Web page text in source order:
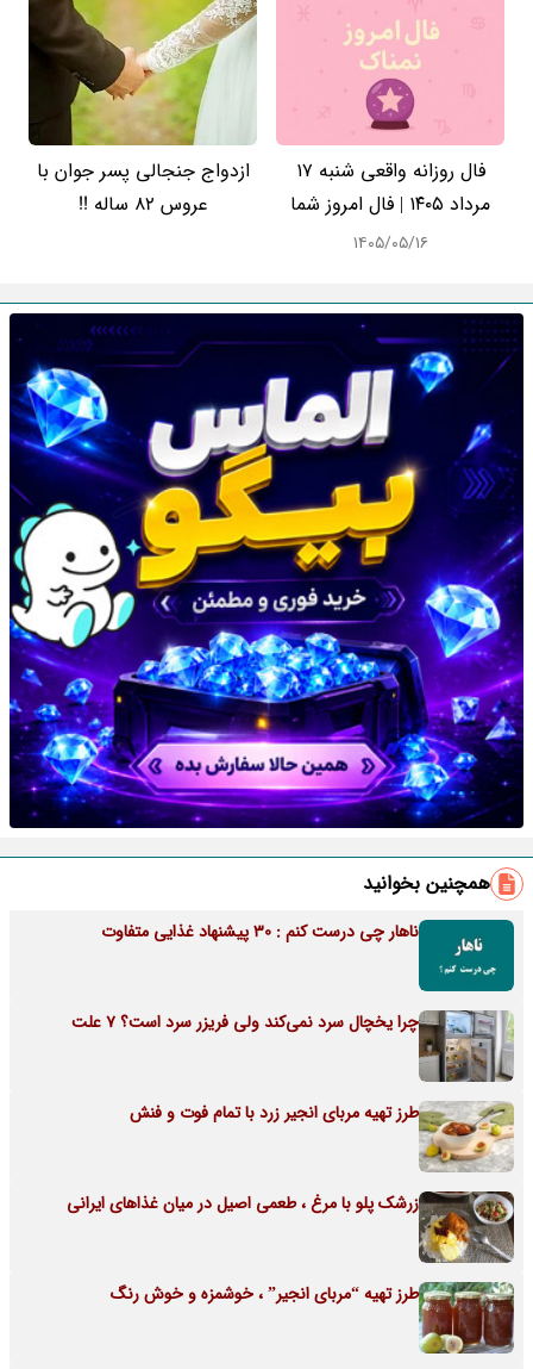
فال روزانه واقعی شنبه ۱۷
مرداد ۱۴۰۵ | فال امروز شما
۱۴۰۵/۰۵/۱۶
ازدواج جنجالی پسر جوان با
عروس 82 ساله !!
همچنین بخوانید
ناهار چی درست کنم : 30 پیشنهاد غذایی متفاوت
چرا یخچال سرد نمی‌کند ولی فریزر سرد است؟ 7 علت
طرز تهیه مربای انجیر زرد با تمام فوت و فنش
زرشک پلو با مرغ ، طعمی اصیل در میان غذاهای ایرانی
طرز تهیه “مربای انجیر” ، خوشمزه و خوش رنگ